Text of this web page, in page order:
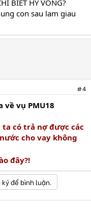
BIET HY VONG?
con sau lam giau
#4
vụ PMU18
ta có trả nợ được các
cho vay không
đây?!
để bình luận.